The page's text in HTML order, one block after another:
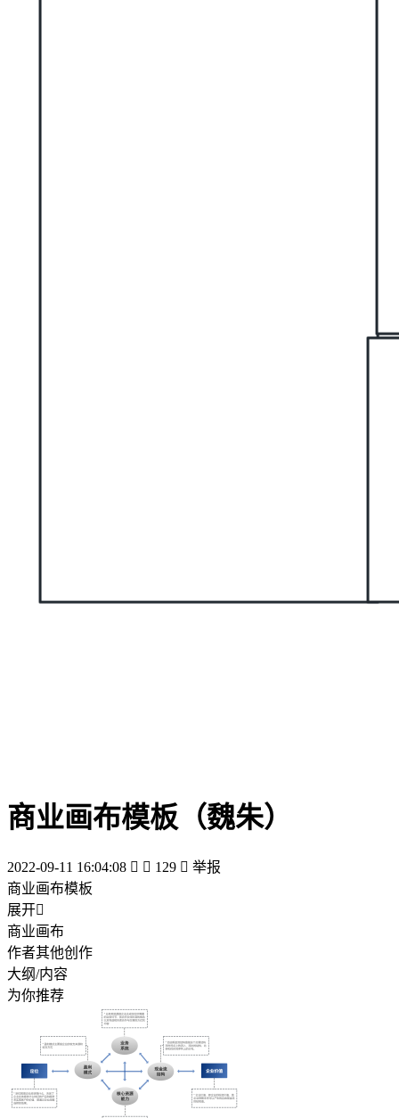
商业画布模板（魏朱）
2022-09-11 16:04:08   129  举报
商业画布模板
展开
商业画布
作者其他创作
大纲/内容
为你推荐